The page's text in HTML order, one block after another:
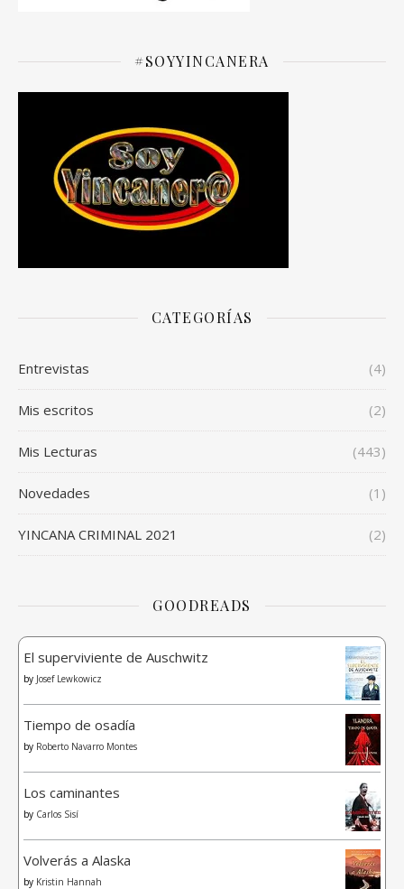
#SOYYINCANERA
CATEGORÍAS
Entrevistas (4)
Mis escritos (2)
Mis Lecturas (443)
Novedades (1)
YINCANA CRIMINAL 2021 (2)
GOODREADS
El superviviente de Auschwitz
by Josef Lewkowicz
Tiempo de osadía
by Roberto Navarro Montes
Los caminantes
by Carlos Sisí
Volverás a Alaska
by Kristin Hannah